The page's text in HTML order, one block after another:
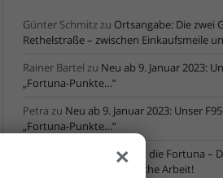
Günter Schmitzzu Ortsangabe: Die zwei
Rethelstraße – zwischen Einkaufsmeile
Rainer Bartel zu Neu ab 9. Januar 2023:
„Fortuna-Punkte…“
Petra zu Neu ab 9. Januar 2023: Unser
„Fortuna-Punkte…“
NLZ-Chef verlässt die Fortuna –
Schaefer, für die erfolgreiche Arbeit!
×